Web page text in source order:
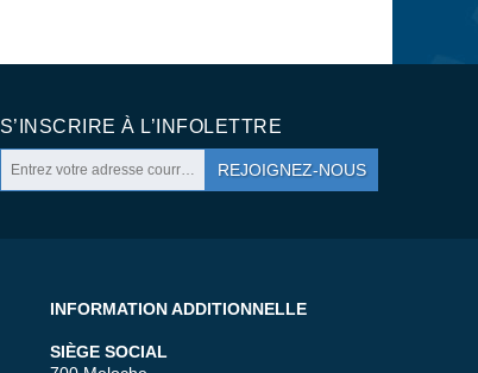
S’INSCRIRE À L’INFOLETTRE
REJOIGNEZ-NOUS
INFORMATION ADDITIONNELLE
SIÈGE SOCIAL